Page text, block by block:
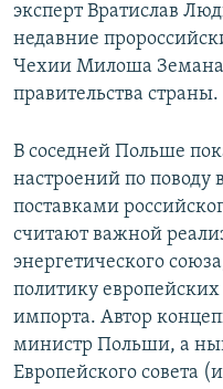
эксперт Вратислав
недавние
Чехии Милоша Земана
правительства страны.
В соседней Польше
настроений по поводу
поставками
считают важной
энергетического
политику европейских
импорта. Автор
министр Польши, а
Европейского совета